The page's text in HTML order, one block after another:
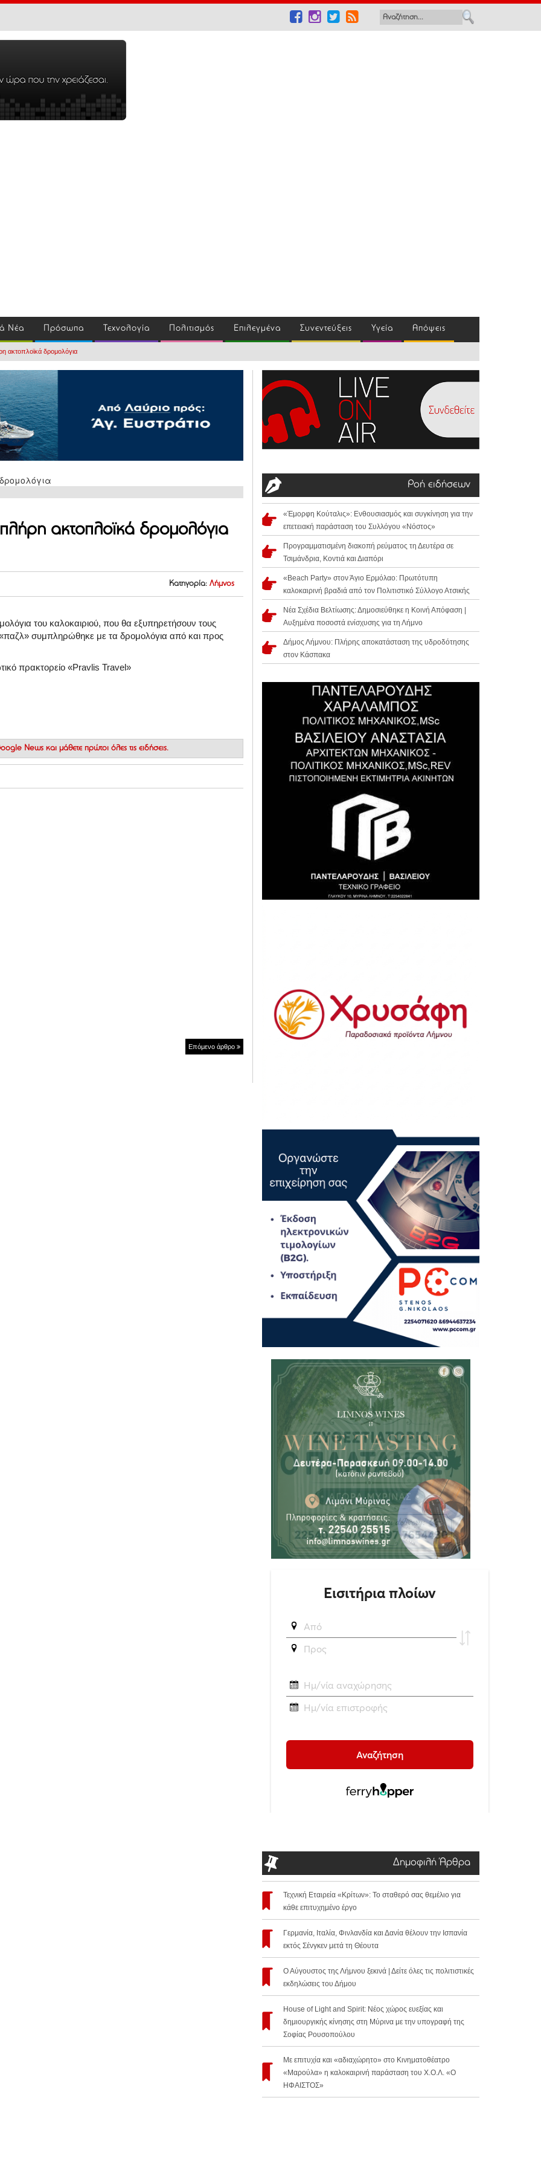
Νέα Πρόσωπα Τεχνολογία Πολιτισμός Επιλεγμένα Συνεντεύξεις Υγεία Απόψεις
ακτοπλοϊκά δρομολόγια
ακτοπλοϊκά δρομολόγια
Κατηγορία: Λήμνος
του καλοκαιριού, που θα εξυπηρετήσουν τους
«παζλ» συμπληρώθηκε με τα δρομολόγια από και προς
πρακτορείο «Pravlis Travel»
News και μάθετε πρώτοι όλες τις ειδήσεις.
Επόμενο άρθρο
Ροή ειδήσεων
«Έμορφη Κούταλις»: Ενθουσιασμός και συγκίνηση για την
επετειακή παράσταση του Συλλόγου «Νόστος»
Προγραμματισμένη διακοπή ρεύματος τη Δευτέρα σε
Τσιμάνδρια, Κοντιά και Διαπόρι
«Beach Party» στον Άγιο Ερμόλαο: Πρωτότυπη
καλοκαιρινή βραδιά από τον Πολιτιστικό Σύλλογο Ατσικής
Νέα Σχέδια Βελτίωσης: Δημοσιεύθηκε η Κοινή Απόφαση |
Αυξημένα ποσοστά ενίσχυσης για τη Λήμνο
Δήμος Λήμνου: Πλήρης αποκατάσταση της υδροδότησης
στον Κάσπακα
Δημοφιλή Άρθρα
Τεχνική Εταιρεία «Κρίτων»: Το σταθερό σας θεμέλιο για
κάθε επιτυχημένο έργο
Γερμανία, Ιταλία, Φινλανδία και Δανία θέλουν την Ισπανία
εκτός Σένγκεν μετά τη Θέουτα
Ο Αύγουστος της Λήμνου ξεκινά | Δείτε όλες τις πολιτιστικές
εκδηλώσεις του Δήμου
House of Light and Spirit: Νέος χώρος ευεξίας και
δημιουργικής κίνησης στη Μύρινα με την υπογραφή της
Σοφίας Ρουσοπούλου
Με επιτυχία και «αδιαχώρητο» στο Κινηματοθέατρο
«Μαρούλα» η καλοκαιρινή παράσταση του Χ.Ο.Λ. «Ο
ΗΦΑΙΣΤΟΣ»